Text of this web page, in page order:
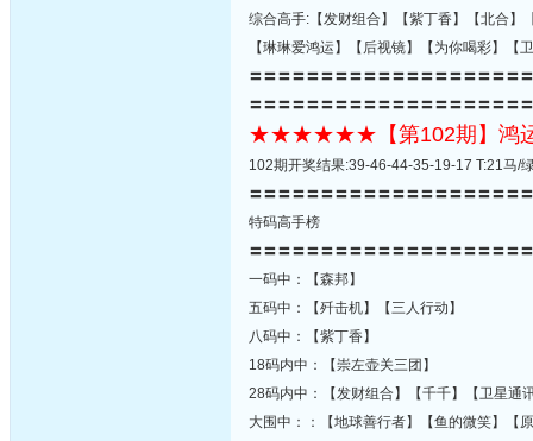
综合高手:【发财组合】【紫丁香】【北合】
【琳琳爱鸿运】【后视镜】【为你喝彩】【
〓〓〓〓〓〓〓〓〓〓〓〓〓〓〓〓〓〓〓
〓〓〓〓〓〓〓〓〓〓〓〓〓〓〓〓〓〓〓
★★★★★★【第102期】鸿
102期开奖结果:39-46-44-35-19-17 T:21马
〓〓〓〓〓〓〓〓〓〓〓〓〓〓〓〓〓〓〓
特码高手榜
〓〓〓〓〓〓〓〓〓〓〓〓〓〓〓〓〓〓〓
一码中：【森邦】
五码中：【歼击机】【三人行动】
八码中：【紫丁香】
18码内中：【崇左壶关三团】
28码内中：【发财组合】【千千】【卫星通
大围中：：【地球善行者】【鱼的微笑】【